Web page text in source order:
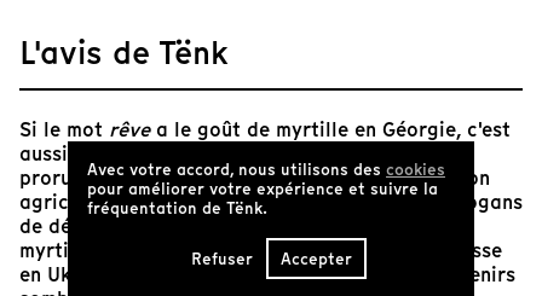
L'avis de Tënk
Si le mot rêvea le goût de myrtille en Géorgie, c'est
aussi le nom du parti au pouvoir autoritaire
prorusse,Rêve géorgien. L'État vend l'installation
agricole à coup de promesses d'eldorado, de slogans
de développement personnel : la production de
myrtille nourrit le voisin occupant. L'invasion russe
en Ukraine a commencé et elle charrie des souvenirs
Avec votre accord, nous utilisons des cookies
pour améliorer votre expérience et suivre la
fréquentation de Tënk.
Refuser Accepter